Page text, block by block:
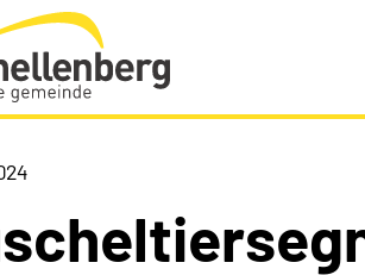
Startseite